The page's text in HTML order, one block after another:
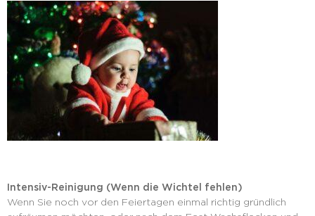
Intensiv-Reinigung (Wenn die Wichtel fehlen)
Wenn Sie noch vor den Feiertagen einmal richtig gründlich